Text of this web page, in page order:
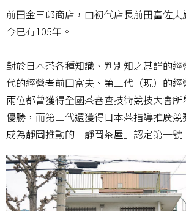
前田金三郎商店，由初代店長前田富佐
今已有105年。
對於日本茶各種知識、判別知之甚詳的
代的經營者前田富夫、第三代（現）的經
兩位都曾獲得全國茶審查技術競技大會所
優勝，而第三代還獲得日本茶指導推廣
成為靜岡推動的「靜岡茶屋」認定第一號